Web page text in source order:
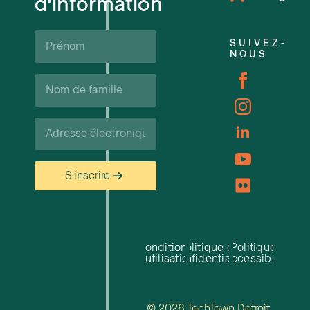
Prénom*
Nom
de
Courriel*
S'inscrire
SUIVEZ-
NOUS
Conditions
d'utilisation
Politique de
confidentialité
Politique
d'accessibilité